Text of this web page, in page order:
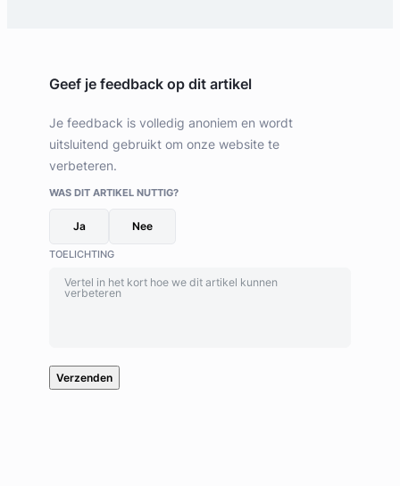
Geef je feedback op dit artikel
Je feedback is volledig anoniem en wordt
uitsluitend gebruikt om onze website te
verbeteren.
WAS DIT ARTIKEL NUTTIG?
Ja Nee
TOELICHTING
Verzenden